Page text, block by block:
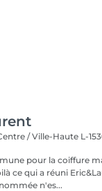
/ Ville-Haute L-
pour la coiffure
ce qui a réuni
n'es...